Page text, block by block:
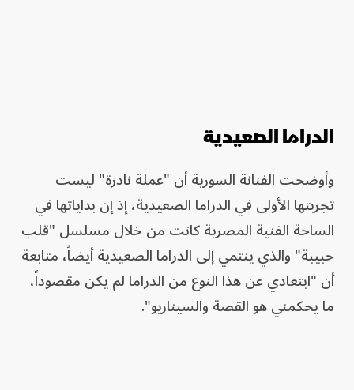
الدراما الصعيدية
وأوضحت الفنانة السورية أن "عملة نادرة" ليست
تجربتها الأولى في الدراما الصعيدية، إذ إن بداياتها في
الساحة الفنية المصرية كانت من خلال مسلسل "قلب
حبيبة" والذي ينتمي إلى الدراما الصعيدية أيضاً، متابعة
أن "ابتعادي عن هذا النوع من الدراما لم يكن مقصوداً،
ما يحكمني هو القصة والسيناريو".